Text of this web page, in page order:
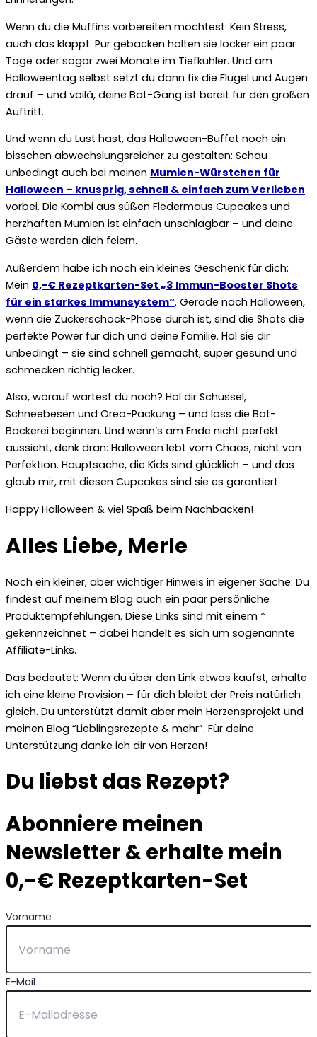
Wenn du die Muffins vorbereiten möchtest: Kein Stress,
auch das klappt. Pur gebacken halten sie locker ein paar
Tage oder sogar zwei Monate im Tiefkühler. Und am
Halloweentag selbst setzt du dann fix die Flügel und Augen
drauf – und voilà, deine Bat-Gang ist bereit für den großen
Auftritt.
Und wenn du Lust hast, das Halloween-Buffet noch ein
bisschen abwechslungsreicher zu gestalten: Schau
unbedingt auch bei meinen Mumien-Würstchen für
Halloween – knusprig, schnell & einfach zum Verlieben
vorbei. Die Kombi aus süßen Fledermaus Cupcakes und
herzhaften Mumien ist einfach unschlagbar – und deine
Gäste werden dich feiern.
Außerdem habe ich noch ein kleines Geschenk für dich:
Mein 0,-€ Rezeptkarten-Set „3 Immun-Booster Shots
für ein starkes Immunsystem“. Gerade nach Halloween,
wenn die Zuckerschock-Phase durch ist, sind die Shots die
perfekte Power für dich und deine Familie. Hol sie dir
unbedingt – sie sind schnell gemacht, super gesund und
schmecken richtig lecker.
Also, worauf wartest du noch? Hol dir Schüssel,
Schneebesen und Oreo-Packung – und lass die Bat-
Bäckerei beginnen. Und wenn’s am Ende nicht perfekt
aussieht, denk dran: Halloween lebt vom Chaos, nicht von
Perfektion. Hauptsache, die Kids sind glücklich – und das
glaub mir, mit diesen Cupcakes sind sie es garantiert.
Happy Halloween & viel Spaß beim Nachbacken!
Alles Liebe, Merle
Noch ein kleiner, aber wichtiger Hinweis in eigener Sache: Du
findest auf meinem Blog auch ein paar persönliche
Produktempfehlungen. Diese Links sind mit einem *
gekennzeichnet – dabei handelt es sich um sogenannte
Affiliate-Links.
Das bedeutet: Wenn du über den Link etwas kaufst, erhalte
ich eine kleine Provision – für dich bleibt der Preis natürlich
gleich. Du unterstützt damit aber mein Herzensprojekt und
meinen Blog “Lieblingsrezepte & mehr”. Für deine
Unterstützung danke ich dir von Herzen!
Du liebst das Rezept?
Abonniere meinen
Newsletter & erhalte mein
0,-€ Rezeptkarten-Set
Vorname
E-Mail